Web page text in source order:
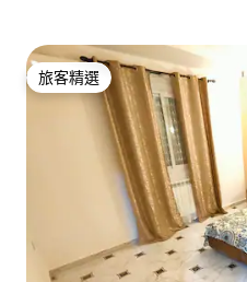
旅客精選
旅客精選